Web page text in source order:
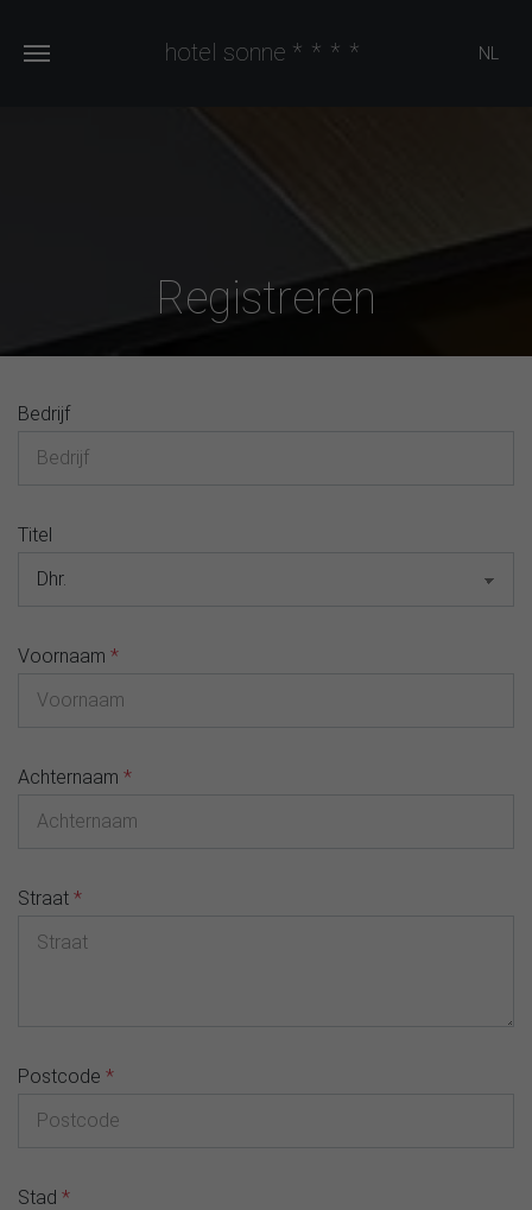
hotel sonne **** NL
Registreren
Bedrijf
Titel
Voornaam *
Achternaam *
Straat *
Postcode *
Stad *